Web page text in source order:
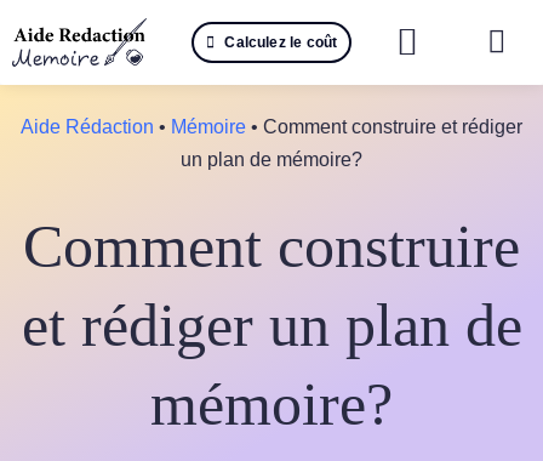
au
contenu
Calculez le coût
📚
Aide Rédaction • Mémoire • Comment construire et rédiger
un plan de mémoire?
Comment construire
et rédiger un plan de
mémoire?